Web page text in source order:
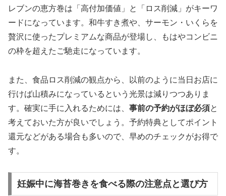
レブンの恵方巻は「高付加価値」と「ロス削減」がキーワ
ードになっています。和牛すき煮や、サーモン・いくらを
贅沢に使ったプレミアムな商品が登場し、もはやコンビニ
の枠を超えたご馳走になっています。
また、食品ロス削減の観点から、以前のように当日お店に
行けば山積みになっているという光景は減りつつありま
す。確実に手に入れるためには、 事前の予約がほぼ必須と
考えておいた方が良いでしょう。予約特典としてポイント
還元などがある場合も多いので、早めのチェックがお得で
す。
妊娠中に海苔巻きを食べる際の注意点と選び方